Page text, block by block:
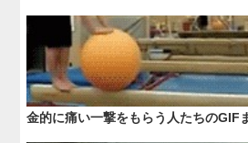
金的に痛い一撃をもらう人たちのGIF